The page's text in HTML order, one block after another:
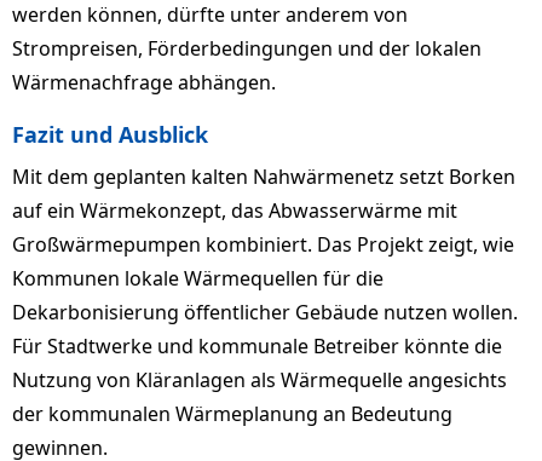
werden können, dürfte unter anderem von
Strompreisen, Förderbedingungen und der lokalen
Wärmenachfrage abhängen.
Fazit und Ausblick
Mit dem geplanten kalten Nahwärmenetz setzt Borken
auf ein Wärmekonzept, das Abwasserwärme mit
Großwärmepumpen kombiniert. Das Projekt zeigt, wie
Kommunen lokale Wärmequellen für die
Dekarbonisierung öffentlicher Gebäude nutzen wollen.
Für Stadtwerke und kommunale Betreiber könnte die
Nutzung von Kläranlagen als Wärmequelle angesichts
der kommunalen Wärmeplanung an Bedeutung
gewinnen.